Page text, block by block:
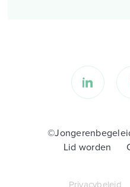
Lid worden